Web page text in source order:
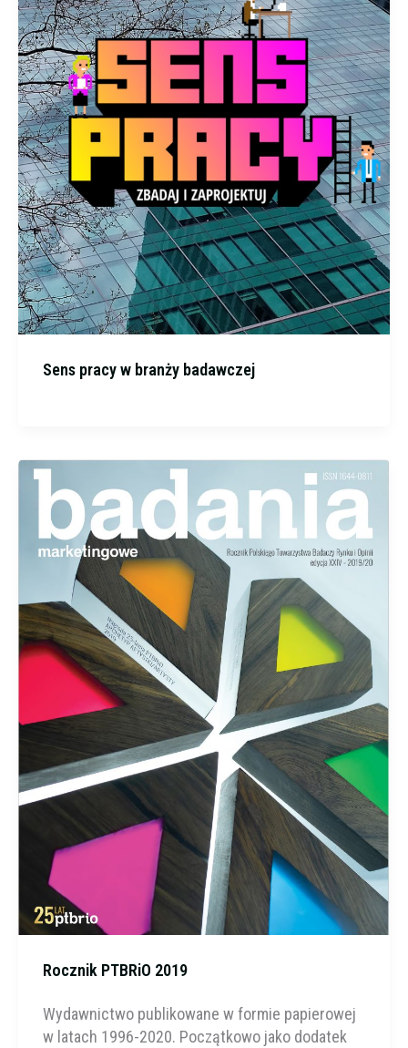
Sens pracy w branży badawczej
Rocznik PTBRiO 2019
Wydawnictwo publikowane w formie papierowej
w latach 1996-2020. Początkowo jako dodatek